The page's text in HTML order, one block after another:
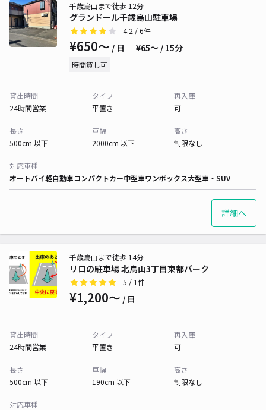
グランドール千歳烏山駐車場
千歳烏山まで徒歩 12分
4.2 / 6件
¥650〜 / 日 ¥65〜 / 15分
時間貸し可
貸出時間
24時間営業
タイプ
平置き
再入庫
可
長さ
500cm 以下
車幅
2000cm 以下
高さ
制限なし
対応車種
オートバイ軽自動車コンパクトカー中型車ワンボックス大型車・SUV
詳細へ
リロの駐車場 北烏山3丁目東都パーク
千歳烏山まで徒歩 14分
5 / 1件
¥1,200〜 / 日
貸出時間
24時間営業
タイプ
平置き
再入庫
可
長さ
500cm 以下
車幅
190cm 以下
高さ
制限なし
対応車種